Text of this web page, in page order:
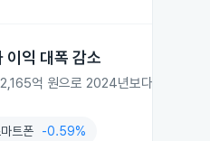
익 대폭 감소
억 원으로 2024년보다 23.81%
트폰 -0.59%